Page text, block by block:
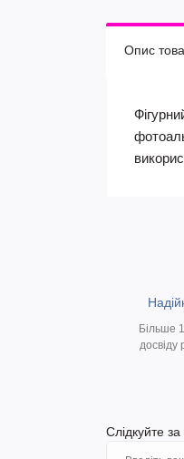
Опис
Більше
досвіду
Слідкуйте